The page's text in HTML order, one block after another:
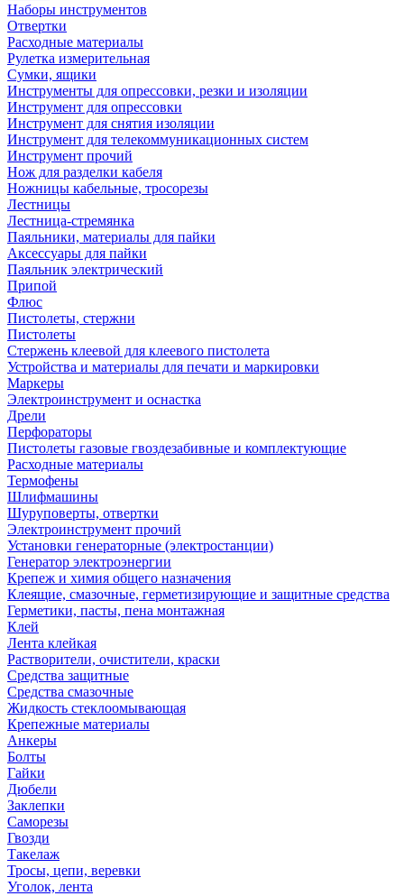
Наборы инструментов
Отвертки
Расходные материалы
Рулетка измерительная
Сумки, ящики
Инструменты для опрессовки, резки и изоляции
Инструмент для опрессовки
Инструмент для снятия изоляции
Инструмент для телекоммуникационных систем
Инструмент прочий
Нож для разделки кабеля
Ножницы кабельные, тросорезы
Лестницы
Лестница-стремянка
Паяльники, материалы для пайки
Аксессуары для пайки
Паяльник электрический
Припой
Флюс
Пистолеты, стержни
Пистолеты
Стержень клеевой для клеевого пистолета
Устройства и материалы для печати и маркировки
Маркеры
Электроинструмент и оснастка
Дрели
Перфораторы
Пистолеты газовые гвоздезабивные и комплектующие
Расходные материалы
Термофены
Шлифмашины
Шуруповерты, отвертки
Электроинструмент прочий
Установки генераторные (электростанции)
Генератор электроэнергии
Крепеж и химия общего назначения
Клеящие, смазочные, герметизирующие и защитные средства
Герметики, пасты, пена монтажная
Клей
Лента клейкая
Растворители, очистители, краски
Средства защитные
Средства смазочные
Жидкость стеклоомывающая
Крепежные материалы
Анкеры
Болты
Гайки
Дюбели
Заклепки
Саморезы
Гвозди
Такелаж
Тросы, цепи, веревки
Уголок, лента